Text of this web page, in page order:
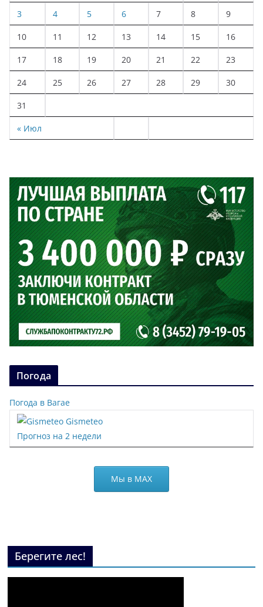
« Июл
3 4 5 6 7 8 9
10 11 12 13 14 15 16
17 18 19 20 21 22 23
24 25 26 27 28 29 30
31
Погода
Погода в Вагае
Gismeteo
Прогноз на 2 недели
Мы в МАХ
Берегите лес!